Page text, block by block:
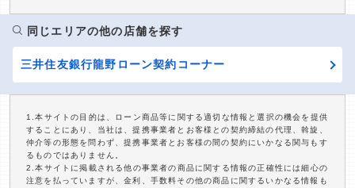
同じエリアの他の店舗を探す
三井住友銀行龍野ローン契約コーナー
1.本サイトの目的は、ローン商品等に関する適切な情報と選択の機会を提供
することにあり、当社は、提携事業者とお客様との契約締結の代理、斡旋、
仲介等の形態を問わず、提携事業者とお客様の間の契約にいかなる関与もす
るものではありません。
2.本サイトに掲載される他の事業者の商品に関する情報の正確性には細心の
注意を払っていますが、金利、手数料その他の商品に関するいかなる情報も